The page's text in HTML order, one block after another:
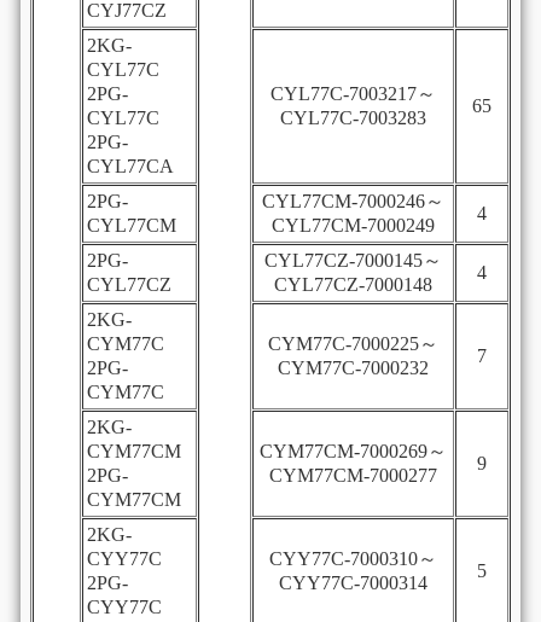
CYJ77CZ
2KG-
CYL77C
2PG-
CYL77C
2PG-
CYL77CA
CYL77C-7003217～
CYL77C-7003283
65
2PG-
CYL77CM
CYL77CM-7000246～
CYL77CM-7000249
4
2PG-
CYL77CZ
CYL77CZ-7000145～
CYL77CZ-7000148
4
2KG-
CYM77C
2PG-
CYM77C
CYM77C-7000225～
CYM77C-7000232
7
2KG-
CYM77CM
2PG-
CYM77CM
CYM77CM-7000269～
CYM77CM-7000277
9
2KG-
CYY77C
2PG-
CYY77C
CYY77C-7000310～
CYY77C-7000314
5